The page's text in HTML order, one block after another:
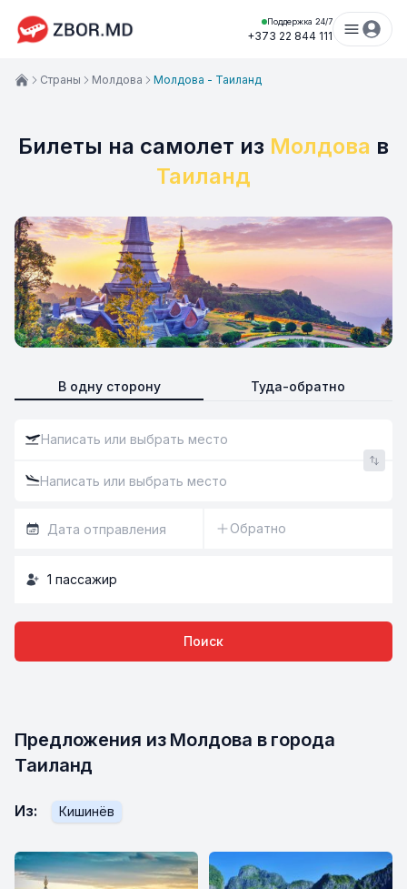
Поддержка 24/7
+373 22 844 111
Билеты на самолет из Молдова в
Таиланд
В одну сторону Туда-обратно
Обратно
1 пассажир
Поиск
Страны Молдова Молдова - Таиланд
Предложения из Молдова в города
Таиланд
Из: Кишинёв